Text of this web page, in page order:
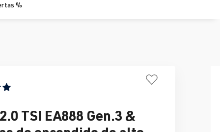
%
promedio de 5 de 5 estrellas
TSI EA888 Gen.3 &